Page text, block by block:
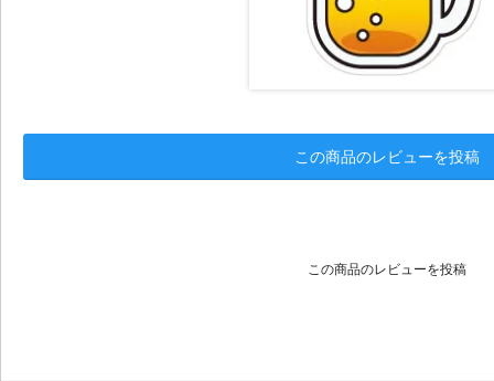
この商品のレビューを投稿
この商品のレビューを投稿